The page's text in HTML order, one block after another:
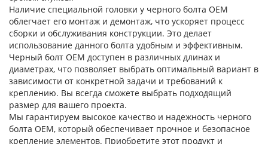
Наличие специальной головки у черного болта OEM
облегчает его монтаж и демонтаж, что ускоряет процесс
сборки и обслуживания конструкции. Это делает
использование данного болта удобным и эффективным.
Черный болт OEM доступен в различных длинах и
диаметрах, что позволяет выбрать оптимальный вариант в
зависимости от конкретной задачи и требований к
креплению. Вы всегда сможете выбрать подходящий
размер для вашего проекта.
Мы гарантируем высокое качество и надежность черного
болта OEM, который обеспечивает прочное и безопасное
крепление элементов. Приобретите этот продукт и